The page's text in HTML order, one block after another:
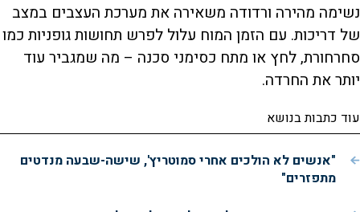
נשימה מהירה ורדודה משאירה את מערכת העצבים במצב
של דריכות. עם הזמן המוח עלול לפרש תחושות גופניות כמו
סחרחורת, לחץ או מתח כסימני סכנה – מה שמגביר עוד
יותר את החרדה.
עוד כתבות בנושא
"אנשים לא הולכים אחרי סמוטריץ', שישה-שבעה מנדטים
מתפזרים"